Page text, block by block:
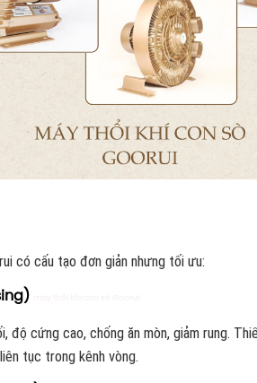
có cấu tạo đơn giản nhưng tối ưu:
độ cứng cao, chống ăn mòn, giảm rung.
tục trong kênh vòng.